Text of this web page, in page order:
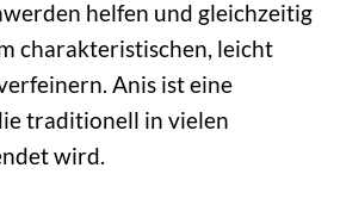
helfen und gleichzeitig
charakteristischen, leicht
Anis ist eine
traditionell in vielen
wird.